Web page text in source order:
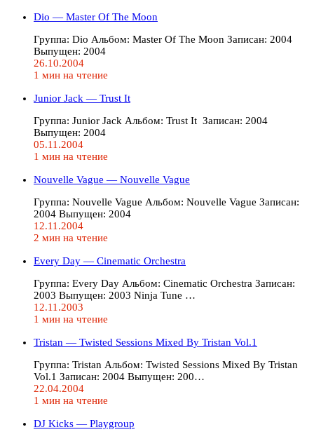
Dio — Master Of The Moon
Группа: Dio Альбом: Master Of The Moon Записан: 2004
Выпущен: 2004
26.10.2004
1 мин на чтение
Junior Jack — Trust It
Группа: Junior Jack Альбом: Trust It Записан: 2004
Выпущен: 2004
05.11.2004
1 мин на чтение
Nouvelle Vague — Nouvelle Vague
Группа: Nouvelle Vague Альбом: Nouvelle Vague Записан:
2004 Выпущен: 2004
12.11.2004
2 мин на чтение
Every Day — Cinematic Orchestra
Группа: Every Day Альбом: Cinematic Orchestra Записан:
2003 Выпущен: 2003 Ninja Tune …
12.11.2003
1 мин на чтение
Tristan — Twisted Sessions Mixed By Tristan Vol.1
Группа: Tristan Альбом: Twisted Sessions Mixed By Tristan
Vol.1 Записан: 2004 Выпущен: 200…
22.04.2004
1 мин на чтение
DJ Kicks — Playgroup